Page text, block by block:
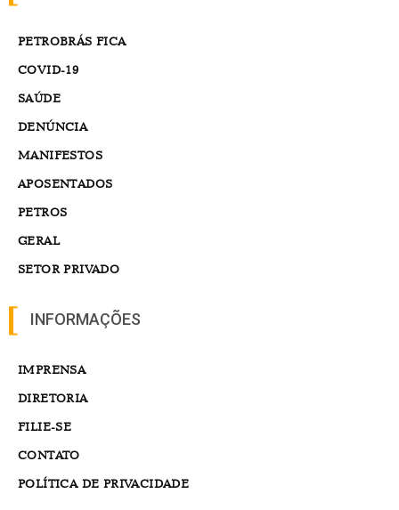
PETROBRÁS FICA
COVID-19
SAÚDE
DENÚNCIA
MANIFESTOS
APOSENTADOS
PETROS
GERAL
SETOR PRIVADO
INFORMAÇÕES
IMPRENSA
DIRETORIA
FILIE-SE
CONTATO
POLÍTICA DE PRIVACIDADE